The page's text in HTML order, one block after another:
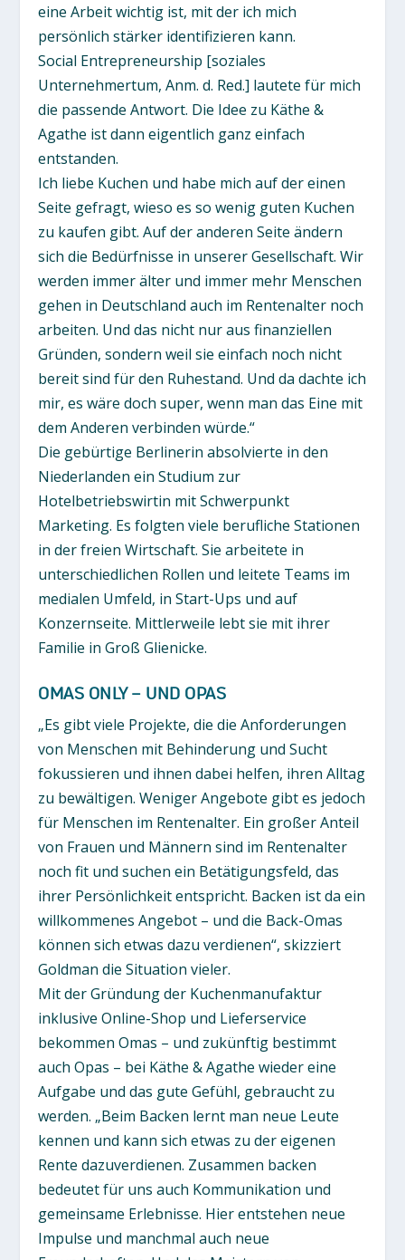
eine Arbeit wichtig ist, mit der ich mich
persönlich stärker identifizieren kann.
Social Entrepreneurship [soziales
Unternehmertum, Anm. d. Red.] lautete für mich
die passende Antwort. Die Idee zu Käthe &
Agathe ist dann eigentlich ganz einfach
entstanden.
Ich liebe Kuchen und habe mich auf der einen
Seite gefragt, wieso es so wenig guten Kuchen
zu kaufen gibt. Auf der anderen Seite ändern
sich die Bedürfnisse in unserer Gesellschaft. Wir
werden immer älter und immer mehr Menschen
gehen in Deutschland auch im Rentenalter noch
arbeiten. Und das nicht nur aus finanziellen
Gründen, sondern weil sie einfach noch nicht
bereit sind für den Ruhestand. Und da dachte ich
mir, es wäre doch super, wenn man das Eine mit
dem Anderen verbinden würde.“
Die gebürtige Berlinerin absolvierte in den
Niederlanden ein Studium zur
Hotelbetriebswirtin mit Schwerpunkt
Marketing. Es folgten viele berufliche Stationen
in der freien Wirtschaft. Sie arbeitete in
unterschiedlichen Rollen und leitete Teams im
medialen Umfeld, in Start-Ups und auf
Konzernseite. Mittlerweile lebt sie mit ihrer
Familie in Groß Glienicke.
OMAS ONLY – UND OPAS
„Es gibt viele Projekte, die die Anforderungen
von Menschen mit Behinderung und Sucht
fokussieren und ihnen dabei helfen, ihren Alltag
zu bewältigen. Weniger Angebote gibt es jedoch
für Menschen im Rentenalter. Ein großer Anteil
von Frauen und Männern sind im Rentenalter
noch fit und suchen ein Betätigungsfeld, das
ihrer Persönlichkeit entspricht. Backen ist da ein
willkommenes Angebot – und die Back-Omas
können sich etwas dazu verdienen“, skizziert
Goldman die Situation vieler.
Mit der Gründung der Kuchenmanufaktur
inklusive Online-Shop und Lieferservice
bekommen Omas – und zukünftig bestimmt
auch Opas – bei Käthe & Agathe wieder eine
Aufgabe und das gute Gefühl, gebraucht zu
werden. „Beim Backen lernt man neue Leute
kennen und kann sich etwas zu der eigenen
Rente dazuverdienen. Zusammen backen
bedeutet für uns auch Kommunikation und
gemeinsame Erlebnisse. Hier entstehen neue
Impulse und manchmal auch neue